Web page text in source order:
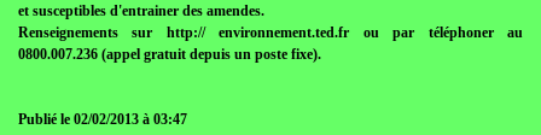
et susceptibles d'entrainer des amendes.
Renseignements sur http:// environnement.ted.fr ou par téléphoner au
0800.007.236 (appel gratuit depuis un poste fixe).
Publié le 02/02/2013 à 03:47